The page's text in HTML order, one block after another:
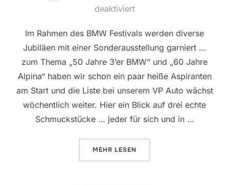
deaktiviert
Im Rahmen des BMW Festivals werden diverse
Jubiläen mit einer Sonderausstellung garniert …
zum Thema „50 Jahre 3’er BMW“ und „60 Jahre
Alpina“ haben wir schon ein paar heiße Aspiranten
am Start und die Liste bei unserem VP Auto wächst
wöchentlich weiter. Hier ein Blick auf drei echte
Schmuckstücke … jeder für sich und in …
MEHR ÜBER „SPOILER AUF DIE
LESEN